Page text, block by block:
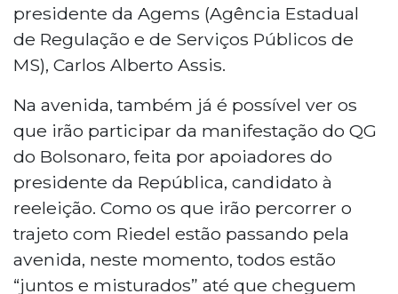
presidente da Agems (Agência Estadual
de Regulação e de Serviços Públicos de
MS), Carlos Alberto Assis.
Na avenida, também já é possível ver os
que irão participar da manifestação do QG
do Bolsonaro, feita por apoiadores do
presidente da República, candidato à
reeleição. Como os que irão percorrer o
trajeto com Riedel estão passando pela
avenida, neste momento, todos estão
“juntos e misturados” até que cheguem